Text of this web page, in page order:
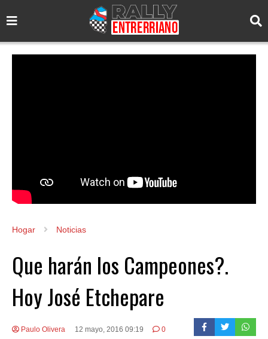
Hogar Noticias
Que harán los Campeones?.
Hoy José Etchepare
Paulo Olivera 12 mayo, 2016 09:19 0